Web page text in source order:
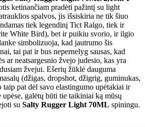
ketinančiam pradėti pažintį su light
spalvos, jis išsiskiria ne tik šiuo
tiek legendinį Tict Ralgo, tiek ir
White Bird), bet ir puikiu svorio, ir ilgio
simbolizuoja, kad jautrumo šis
tai pat ir bus nepernelyg sausas, kad
ar neatsargesnio žvejo judesio, kas yra
žvejui. Ešerių žūklė dauguma
(džigas, dropshot, džigrig, guminukas,
taip pat dėl savo elastingumo upėtakiai ir
upėse, galėtų būti tie taikiniai ką mūsų
su Salty Rugger Light 70ML spiningu.